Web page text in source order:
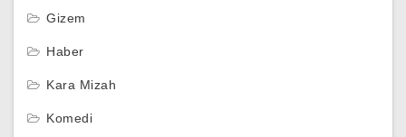
Gizem
Haber
Kara Mizah
Komedi